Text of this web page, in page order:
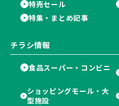
特売セール
特集・まとめ記事
チラシ情報
食品スーパー・コンビニ
ショッピングモール・大
型施設